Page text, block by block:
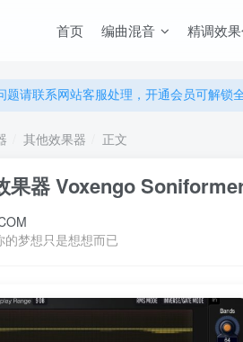
首页 编曲混音 精调效
及下载问题，请联系网站底部客服。加入
及下载问题，请联系网站底部客服。加入
其他效果器 正文
果器 Voxengo
的梦想只是想想而已